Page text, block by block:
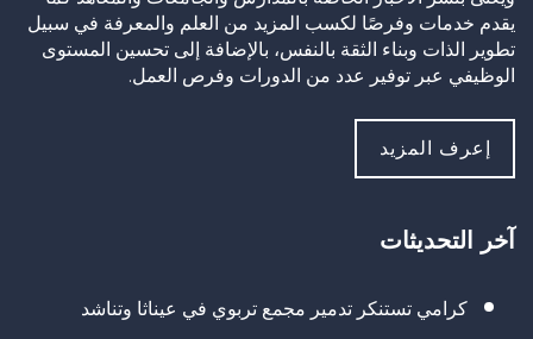
يقدم خدمات وفرصًا لكسب المزيد من العلم والمعرفة في سبيل
تطوير الذات وبناء الثقة بالنفس، بالإضافة إلى تحسين المستوى
الوظيفي عبر توفير عدد من الدورات وفرص العمل.
إعرف المزيد
آخر التحديثات
كرامي تستنكر تدمير مجمع تربوي في عيناثا وتناشد